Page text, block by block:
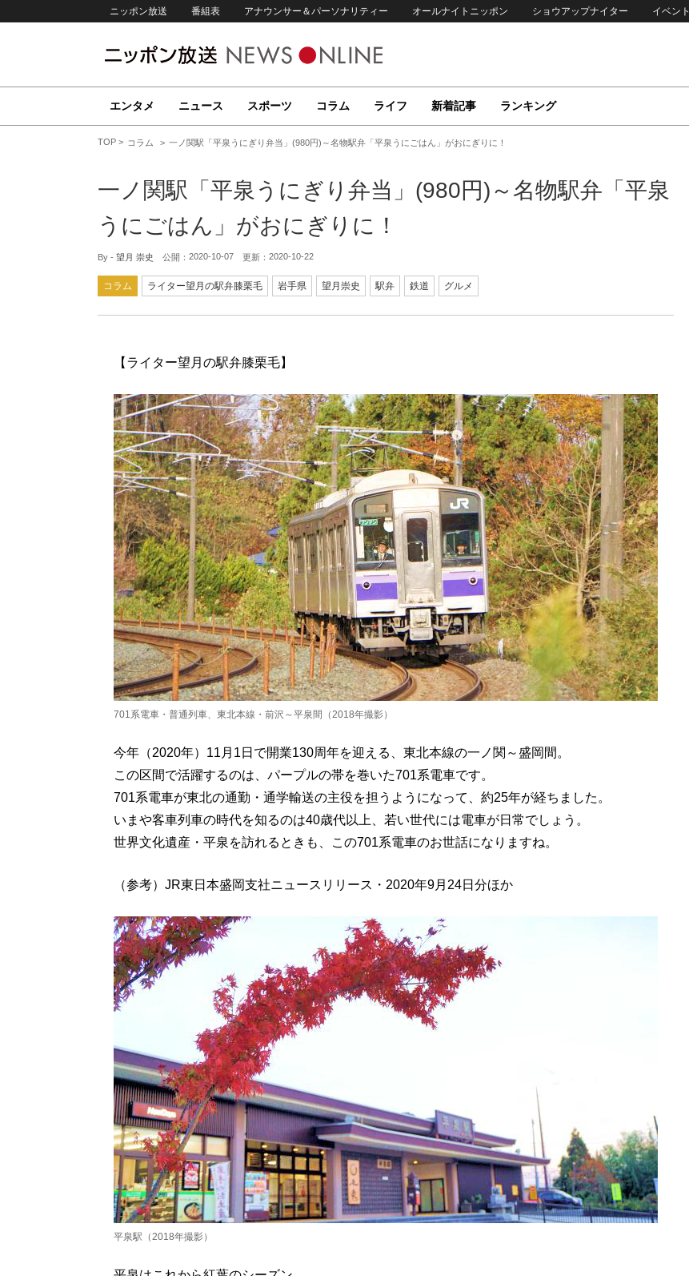
ニッポン放送 番組表 アナウンサー＆パーソナリティー オールナイトニッポン ショウアップナイター イベント
エンタメ ニュース スポーツ コラム ライフ 新着記事 ランキング
TOP コラム 一ノ関駅「平泉うにぎり弁当」(980円)～名物駅弁「平泉うにごはん」がおにぎりに！
一ノ関駅「平泉うにぎり弁当」(980円)～名物駅弁「平泉
うにごはん」がおにぎりに！
By - 望月 崇史 公開： 2020-10-07 更新： 2020-10-22
コラム ライター望月の駅弁膝栗毛 岩手県 望月崇史 駅弁 鉄道 グルメ
【ライター望月の駅弁膝栗毛】
701系電車・普通列車、東北本線・前沢～平泉間（2018年撮影）
今年（2020年）11月1日で開業130周年を迎える、東北本線の一ノ関～盛岡間。
この区間で活躍するのは、パープルの帯を巻いた701系電車です。
701系電車が東北の通勤・通学輸送の主役を担うようになって、約25年が経ちました。
いまや客車列車の時代を知るのは40歳代以上、若い世代には電車が日常でしょう。
世界文化遺産・平泉を訪れるときも、この701系電車のお世話になりますね。
（参考）JR東日本盛岡支社ニュースリリース・2020年9月24日分ほか
平泉駅（2018年撮影）